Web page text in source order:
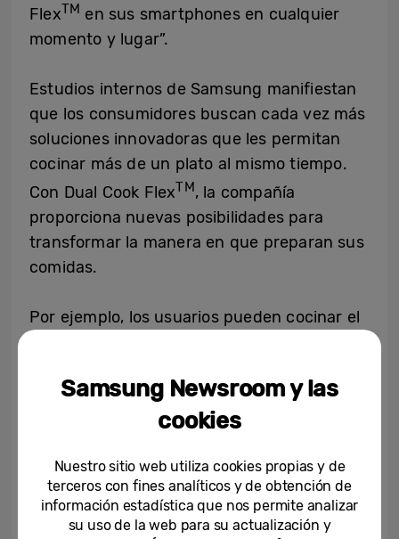
FlexTM en sus smartphones en cualquier
momento y lugar”.
Estudios internos de Samsung manifiestan
que los consumidores buscan cada vez más
soluciones innovadoras que les permitan
cocinar más de un plato al mismo tiempo.
Con Dual Cook FlexTM, la compañía
proporciona nuevas posibilidades para
transformar la manera en que preparan sus
comidas.
Por ejemplo, los usuarios pueden cocinar el
los niños en el compartimento inferior.
Incluso evita que los olores se mezclen
perfecto para los consumidores ocupados
que quieren cocinar pequeños platos entre
semana, ya que consigue minimizar el
Samsung Newsroom y las
cookies
Nuestro sitio web utiliza cookies propias y de
terceros con fines analíticos y de obtención de
información estadística que nos permite analizar
su uso de la web para su actualización y